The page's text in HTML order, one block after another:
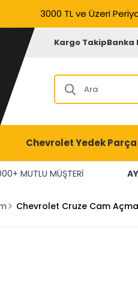
3000 TL ve Üzeri
Kargo TakipBanka
Chevrolet Yedek Parça
MUTLU MÜŞTERİ
Chevrolet Cruze Cam